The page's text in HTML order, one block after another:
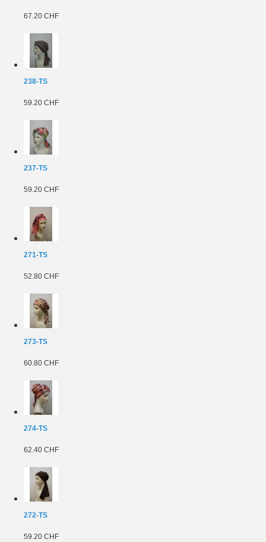
67.20 CHF
238-TS
59.20 CHF
237-TS
59.20 CHF
271-TS
52.80 CHF
273-TS
60.80 CHF
274-TS
62.40 CHF
272-TS
59.20 CHF